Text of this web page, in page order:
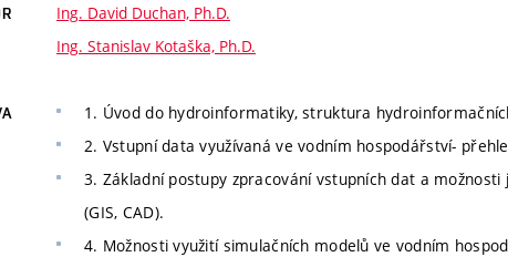
Ing. David Duchan, Ph.D.
Ing. Stanislav Kotaška, Ph.D.
1. Úvod do hydroinformatiky, struktura
2. Vstupní data využívaná ve vodním hospodářství-
3. Základní postupy zpracování vstupních dat a
(GIS, CAD).
4. Možnosti využití simulačních modelů ve vodním